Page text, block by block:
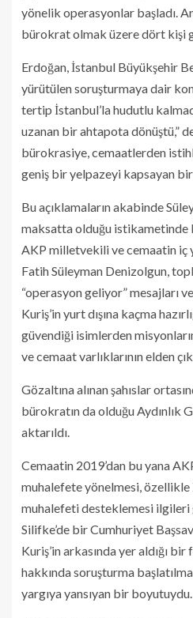
yönelik operasyonlar başladı.
bürokrat olmak üzere dört kişi
Erdoğan, İstanbul Büyükşehir
yürütülen soruşturmaya dair
tertip İstanbul’la hudutlu
uzanan bir ahtapota dönüştü,”
bürokrasiye, cemaatlerden
geniş bir yelpazeyi kapsayan
Bu açıklamaların akabinde
maksatta olduğu istikametinde
AKP milletvekili ve cemaatin iç
Fatih Süleyman Denizolgun,
“operasyon geliyor” mesajları
Kuriş’in yurt dışına kaçma
güvendiği isimlerden
ve cemaat varlıklarının elden
Gözaltına alınan şahıslar
bürokratın da olduğu Aydınlık
aktarıldı.
Cemaatin 2019’dan bu yana
muhalefete yönelmesi,
muhalefeti desteklemesi
Silifke’de bir Cumhuriyet
Kuriş’in arkasında yer aldığı
hakkında soruşturma
yargıya yansıyan bir boyutuydu.